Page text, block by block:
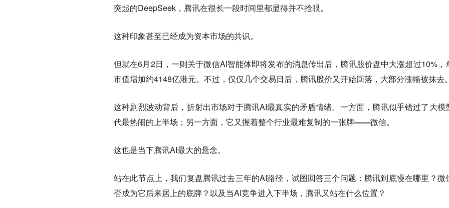
突起的DeepSeek，腾讯在很长一段时间里都显得并不抢眼。
这种印象甚至已经成为资本市场的共识。
但就在6月2日，一则关于微信AI智能体即将发布的消息传出后，腾讯股价盘中大涨超过10%，
市值增加约4148亿港元。不过，仅仅几个交易日后，腾讯股价又开始回落，大部分涨幅被抹去。
这种剧烈波动背后，折射出市场对于腾讯AI最真实的矛盾情绪。 一方面，腾讯似乎错过了大模
代最热闹的上半场；另一方面，它又握着整个行业最难复制的一张牌——微信。
这也是当下腾讯AI最大的悬念。
站在此节点上，我们复盘腾讯过去三年的AI路径，试图回答三个问题：腾讯到底慢在哪里？微
否成为它后来居上的底牌？以及当AI竞争进入下半场，腾讯又站在什么位置？